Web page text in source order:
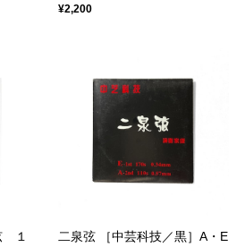
¥2,200
１
二泉弦 ［中芸科技／黒］A・E